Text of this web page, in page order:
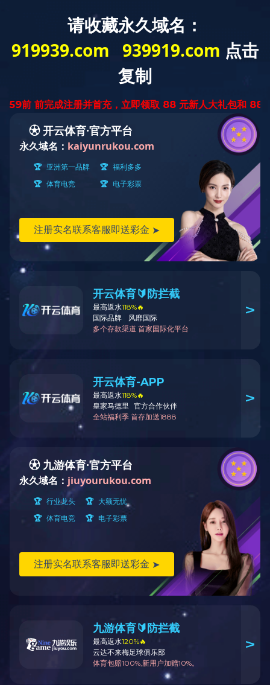
星空(中国) 星空注册新闻 学校概况 院
知名校友
国家领导人
两院院士
著名学者
当前位置：